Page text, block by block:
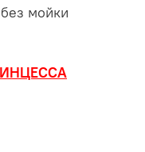
мойки